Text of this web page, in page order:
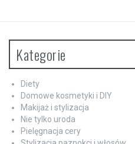
Kategorie
Diety
Domowe kosmetyki i DIY
Makijaż i stylizacja
Nie tylko uroda
Pielęgnacja cery